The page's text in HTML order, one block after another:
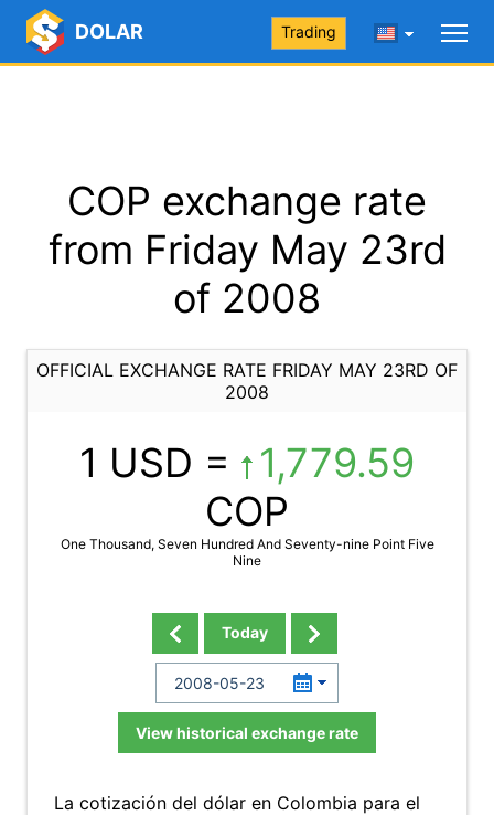
DOLAR Trading
COP exchange rate
from Friday May 23rd
of 2008
OFFICIAL EXCHANGE RATE FRIDAY MAY 23RD OF
2008
1 USD =
1,779.59
COP
One Thousand, Seven Hundred And Seventy-nine Point Five
Nine
Today
View historical exchange rate
La cotización del dólar en Colombia para el